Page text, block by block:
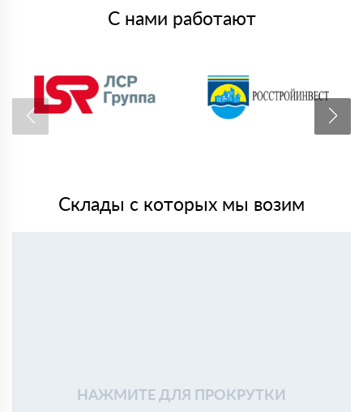
С нами работают
Склады с которых мы возим
НАЖМИТЕ ДЛЯ ПРОКРУТКИ